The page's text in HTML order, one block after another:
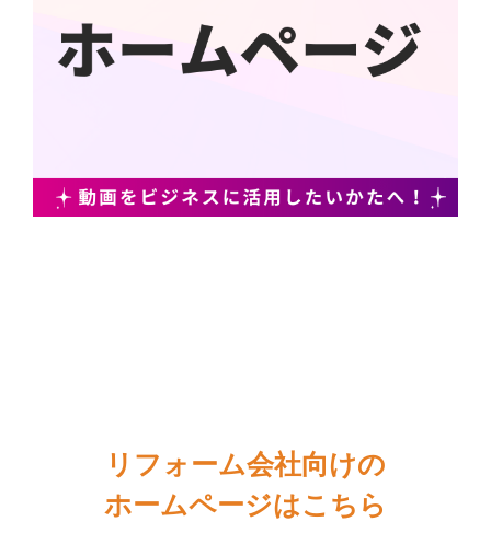
リフォーム会社向けの
ホームページはこちら